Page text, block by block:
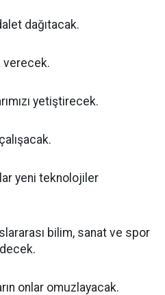
dağıtacak.
verecek.
yetiştirecek.
yeni teknolojiler
bilim, sanat ve spor
onlar omuzlayacak.